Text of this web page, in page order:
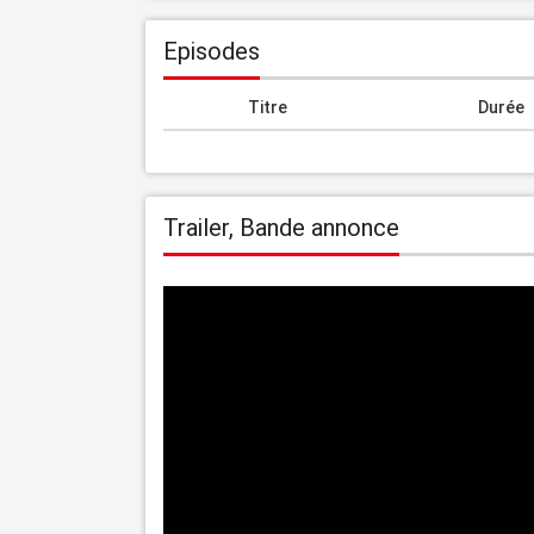
Episodes
Titre Durée
Trailer, Bande annonce